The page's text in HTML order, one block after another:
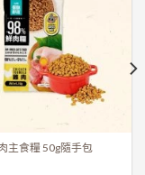
主食糧 50g隨手包